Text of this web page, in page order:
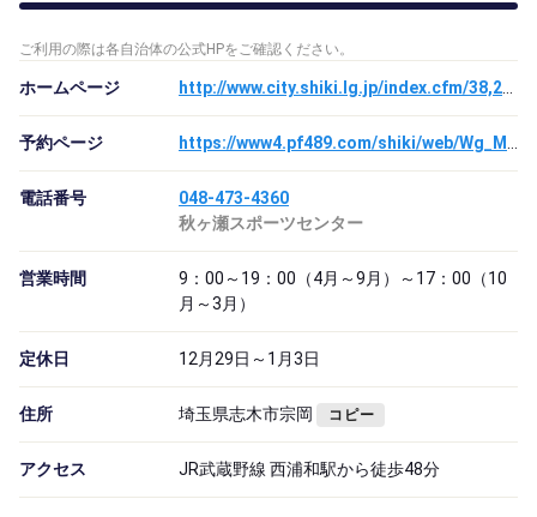
ご利用の際は各自治体の公式HPをご確認ください。
ホームページ
予約ページ
電話番号
048-473-4360
秋ヶ瀬スポーツセンター
営業時間
9：00～19：00（4月～9月）～17：00（10
月～3月）
定休日 12月29日～1月3日
住所 埼玉県志木市宗岡 コピー
アクセス JR武蔵野線 西浦和駅から徒歩48分